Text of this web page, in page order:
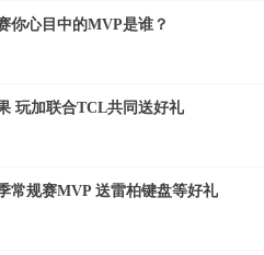
你心目中的MVP是谁？
玩加联合TCL共同送好礼
常规赛MVP 送雷柏键盘等好礼